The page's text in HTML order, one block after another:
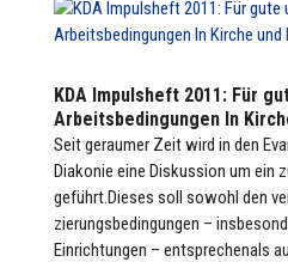
KDA Impulsheft 2011: Für
Arbeitsbedingungen In
Seit geraumer Zeit wird in den
Diakonie eine Diskussion um
geführt.Dieses soll sowohl den
zierungsbedingungen –
Einrichtungen – entsprechenals